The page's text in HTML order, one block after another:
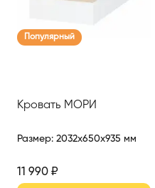
Популярный
Кровать МОРИ
Размер: 2032x650x935 мм
11 990 ₽